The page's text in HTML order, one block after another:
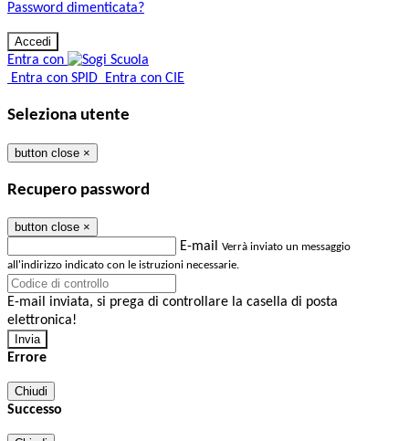
Password dimenticata?
Entra con
Entra con SPID Entra con CIE
Seleziona utente
button close ×
Recupero password
button close ×
E-mail Verrà inviato un messaggio
all'indirizzo indicato con le istruzioni necessarie.
E-mail inviata, si prega di controllare la casella di posta
elettronica!
Errore
Chiudi
Successo